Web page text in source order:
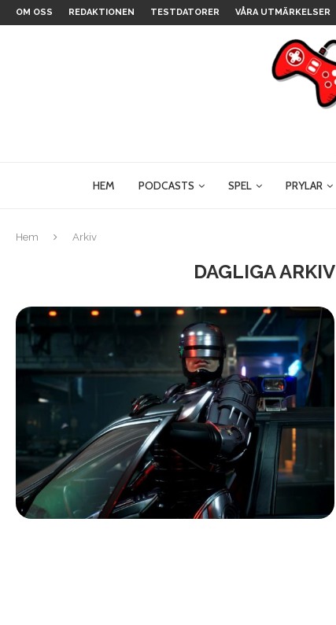
OM OSS REDAKTIONEN TESTDATORER VÅRA UTMÄRKELSER
HEM PODCASTS SPEL PRYLAR
Hem Arkiv
DAGLIGA ARKIV